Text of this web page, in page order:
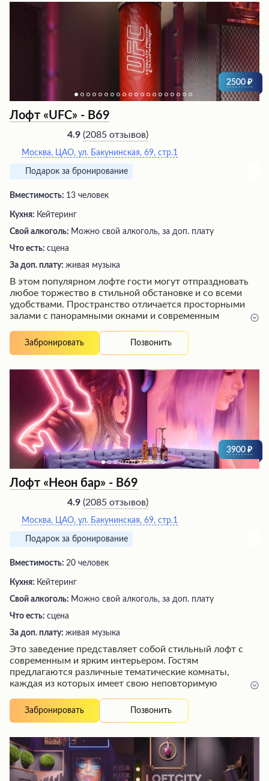
некоторые организационные моменты, чтобы
ожидания полностью оправдались.
2500
Лофт «UFC» - В69
4.9 (2085 отзывов)
Москва, ЦАО, ул. Бакунинская, 69, стр.1
Подарок за бронирование
Вместимость: 13 человек
Кухня: Кейтеринг
Свой алкоголь: Можно свой алкоголь, за доп. плату
Что есть: сцена
За доп. плату: живая музыка
В этом популярном лофте гости могут отпраздновать
любое торжество в стильной обстановке и со всеми
удобствами. Пространство отличается просторными
залами с панорамными окнами и современным
праздника. Гостей ожидает качественное обслуживание
внимательного и доброжелательного персонала,
блюдами. Лофт предлагает разнообразные
развлечения, включая караоке и музыку, чтобы сделать
праздник незабываемым. Несмотря на некоторые
незначительные недостатки, большинство посетителей
остаются довольны и рекомендуют это заведение для
веселого времяпрепровождения в компании друзей.
Забронировать Позвонить
3900
Лофт «Неон бар» - В69
4.9 (2085 отзывов)
Москва, ЦАО, ул. Бакунинская, 69, стр.1
Подарок за бронирование
Вместимость: 20 человек
Кухня: Кейтеринг
Свой алкоголь: Можно свой алкоголь, за доп. плату
Что есть: сцена
За доп. плату: живая музыка
Это заведение представляет собой стильный лофт с
современным и ярким интерьером. Гостям
предлагаются различные тематические комнаты,
каждая из которых имеет свою неповторимую
профессионализм и дружелюбие персонала, который
готов оперативно решать любые вопросы и идти
качественное музыкальное оборудование,
предлагаются вкусные кальяны и возможность заказа
сервировки и оформления помещения. Для удобства
гостей на первом этаже расположен
Забронировать Позвонить